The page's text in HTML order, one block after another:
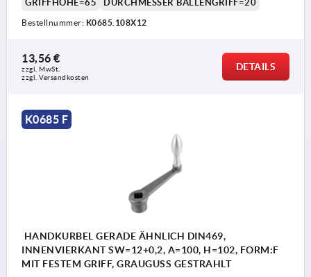
GRIFFHÖHE=65 DURCHMESSER BALLENGRIFF=20
Bestellnummer: K0685.108X12
13,56 €
zzgl. MwSt.
zzgl. Versandkosten
DETAILS
K0685 F
HANDKURBEL GERADE ÄHNLICH DIN469,
INNENVIERKANT SW=12+0,2, A=100, H=102, FORM:F
MIT FESTEM GRIFF, GRAUGUSS GESTRAHLT